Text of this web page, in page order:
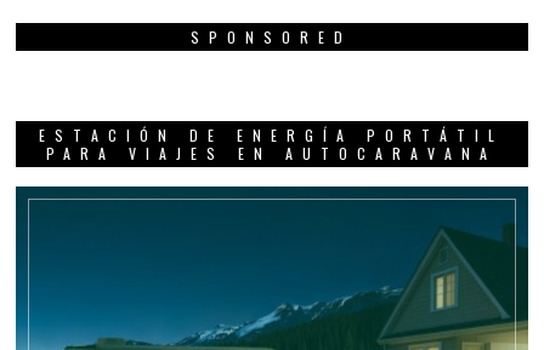
SPONSORED
ESTACIÓN DE ENERGÍA PORTÁTIL
PARA VIAJES EN AUTOCARAVANA